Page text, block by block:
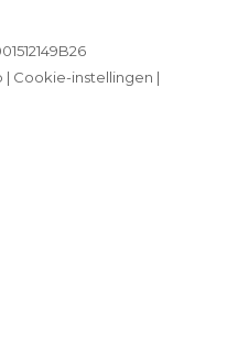
| Cookie-instellingen |